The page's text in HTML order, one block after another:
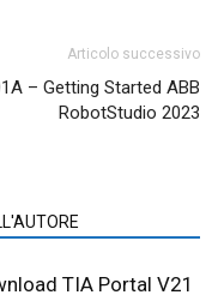
Articolo successivo
– Getting Started ABB
RobotStudio 2023
TIA Portal V21